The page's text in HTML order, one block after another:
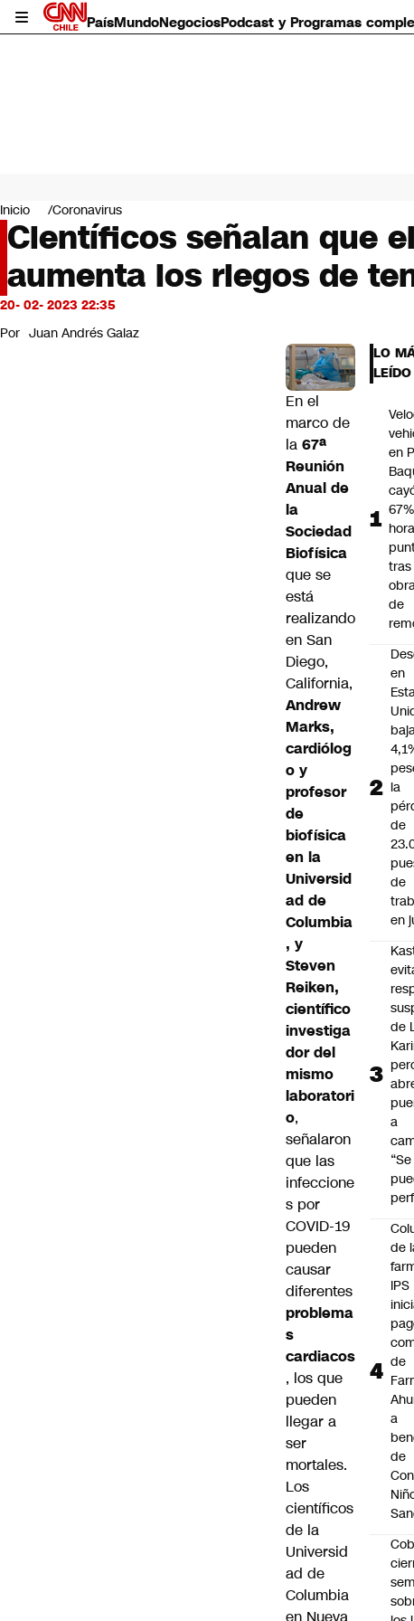
PaísMundoNegociosPodcast y Programas
Mundo
Negocios
Deportes
Programas completos
Cultura
Servicios
Bits
CNN Data
Inicio Coronavirus
Científicos señalan que
aumenta los riegos de
20- 02- 2023 22:35
Por Juan Andrés Galaz
En el
marco de
la 67ª
Reunión
Anual de
la
Sociedad
Biofísica
que se
está
realizando
en San
Diego,
California,
Andrew
Marks,
cardiólog
o y
profesor
de
biofísica
en la
Universid
ad de
Columbia
, y
Steven
Reiken,
científico
investiga
dor del
mismo
laboratori
o,
señalaron
que las
infeccione
s por
COVID-19
pueden
causar
diferentes
problema
s
cardiacos
, los que
pueden
llegar a
ser
mortales.
Los
científicos
de la
Universid
ad de
Columbia
en Nueva
LO
LEÍDO
en
hora
tras
de
en
la
de
de
en
de
a
“Se
de
IPS
de
a
de